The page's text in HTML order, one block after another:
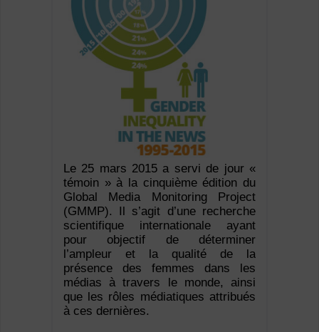
Le 25 mars 2015 a servi de jour «
témoin » à la cinquième édition du
Global Media Monitoring Project
(GMMP). Il s’agit d’une recherche
scientifique internationale ayant
pour objectif de déterminer
l’ampleur et la qualité de la
présence des femmes dans les
médias à travers le monde, ainsi
que les rôles médiatiques attribués
à ces dernières.